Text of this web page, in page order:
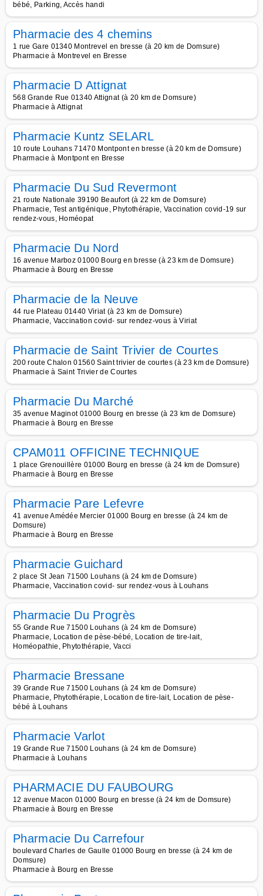
bébé, Parking, Accès handi
Pharmacie des 4 chemins
1 rue Gare 01340 Montrevel en bresse (à 20 km de Domsure)
Pharmacie à Montrevel en Bresse
Pharmacie D Attignat
568 Grande Rue 01340 Attignat (à 20 km de Domsure)
Pharmacie à Attignat
Pharmacie Kuntz SELARL
10 route Louhans 71470 Montpont en bresse (à 20 km de Domsure)
Pharmacie à Montpont en Bresse
Pharmacie Du Sud Revermont
21 route Nationale 39190 Beaufort (à 22 km de Domsure)
Pharmacie, Test antigénique, Phytothérapie, Vaccination covid-19 sur
rendez-vous, Homéopat
Pharmacie Du Nord
16 avenue Marboz 01000 Bourg en bresse (à 23 km de Domsure)
Pharmacie à Bourg en Bresse
Pharmacie de la Neuve
44 rue Plateau 01440 Viriat (à 23 km de Domsure)
Pharmacie, Vaccination covid- sur rendez-vous à Viriat
Pharmacie de Saint Trivier de Courtes
200 route Chalon 01560 Saint trivier de courtes (à 23 km de Domsure)
Pharmacie à Saint Trivier de Courtes
Pharmacie Du Marché
35 avenue Maginot 01000 Bourg en bresse (à 23 km de Domsure)
Pharmacie à Bourg en Bresse
CPAM011 OFFICINE TECHNIQUE
1 place Grenouillère 01000 Bourg en bresse (à 24 km de Domsure)
Pharmacie à Bourg en Bresse
Pharmacie Pare Lefevre
41 avenue Amédée Mercier 01000 Bourg en bresse (à 24 km de
Domsure)
Pharmacie à Bourg en Bresse
Pharmacie Guichard
2 place St Jean 71500 Louhans (à 24 km de Domsure)
Pharmacie, Vaccination covid- sur rendez-vous à Louhans
Pharmacie Du Progrès
55 Grande Rue 71500 Louhans (à 24 km de Domsure)
Pharmacie, Location de pèse-bébé, Location de tire-lait,
Homéopathie, Phytothérapie, Vacci
Pharmacie Bressane
39 Grande Rue 71500 Louhans (à 24 km de Domsure)
Pharmacie, Phytothérapie, Location de tire-lait, Location de pèse-
bébé à Louhans
Pharmacie Varlot
19 Grande Rue 71500 Louhans (à 24 km de Domsure)
Pharmacie à Louhans
PHARMACIE DU FAUBOURG
12 avenue Macon 01000 Bourg en bresse (à 24 km de Domsure)
Pharmacie à Bourg en Bresse
Pharmacie Du Carrefour
boulevard Charles de Gaulle 01000 Bourg en bresse (à 24 km de
Domsure)
Pharmacie à Bourg en Bresse